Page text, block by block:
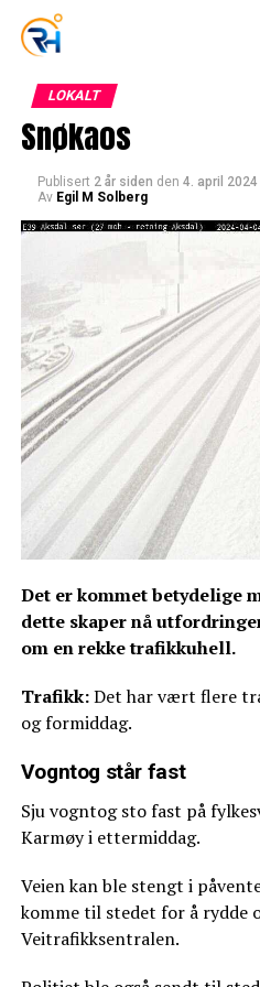
LOKALT
Snøkaos
Publisert 2 år siden den 4. april 2024
Av Egil M Solberg
Det er kommet betydelige
dette skaper nå
om en rekke trafikkuhell.
Trafikk:Det har vært flere
og formiddag.
Vogntog står fast
Sju vogntog sto fast på
Karmøy i ettermiddag.
Veien kan ble stengt i
komme til stedet for å rydde
Veitrafikksentralen.